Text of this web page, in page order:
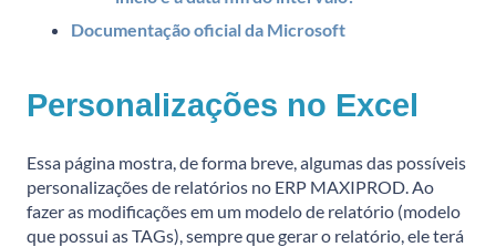
Documentação oficial da Microsoft
Personalizações no Excel
Essa página mostra, de forma breve, algumas das possíveis
personalizações de relatórios no ERP MAXIPROD. Ao
fazer as modificações em um modelo de relatório (modelo
que possui as TAGs), sempre que gerar o relatório, ele terá